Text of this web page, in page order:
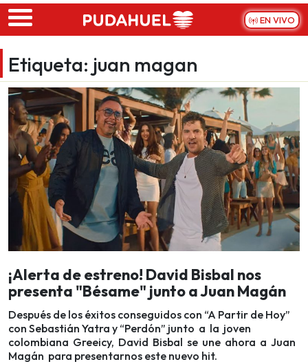
Skip to main content
EN VIVO
Etiqueta: juan magan
¡Alerta de estreno! David Bisbal nos
presenta "Bésame" junto a Juan Magán
Después de los éxitos conseguidos con “A Partir de Hoy”
con Sebastián Yatra y “Perdón” junto a la joven
colombiana Greeicy, David Bisbal se une ahora a Juan
Magán para presentarnos este nuevo hit.